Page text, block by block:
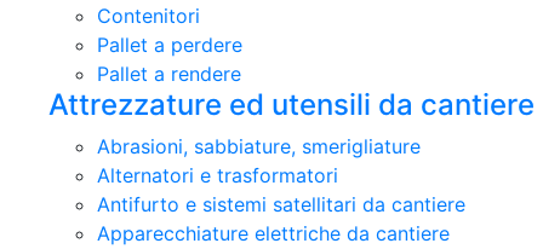
Contenitori
Pallet a perdere
Pallet a rendere
Attrezzature ed utensili da cantiere
Abrasioni, sabbiature, smerigliature
Alternatori e trasformatori
Antifurto e sistemi satellitari da cantiere
Apparecchiature elettriche da cantiere